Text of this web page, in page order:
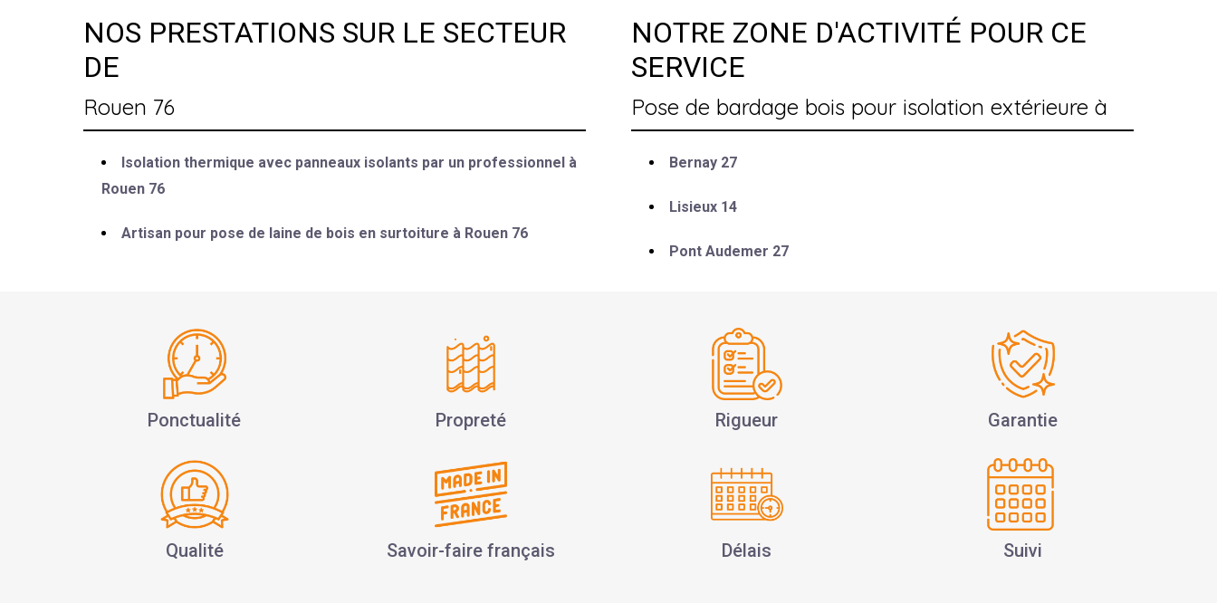
NOS PRESTATIONS SUR LE SECTEUR
DE
Rouen 76
Isolation thermique avec panneaux isolants par un professionnel à
Rouen 76
Artisan pour pose de laine de bois en surtoiture à Rouen 76
NOTRE ZONE D'ACTIVITÉ POUR CE
SERVICE
Pose de bardage bois pour isolation extérieure à
Bernay 27
Lisieux 14
Pont Audemer 27
Ponctualité Propreté Rigueur Garantie
Qualité Savoir-faire français Délais Suivi